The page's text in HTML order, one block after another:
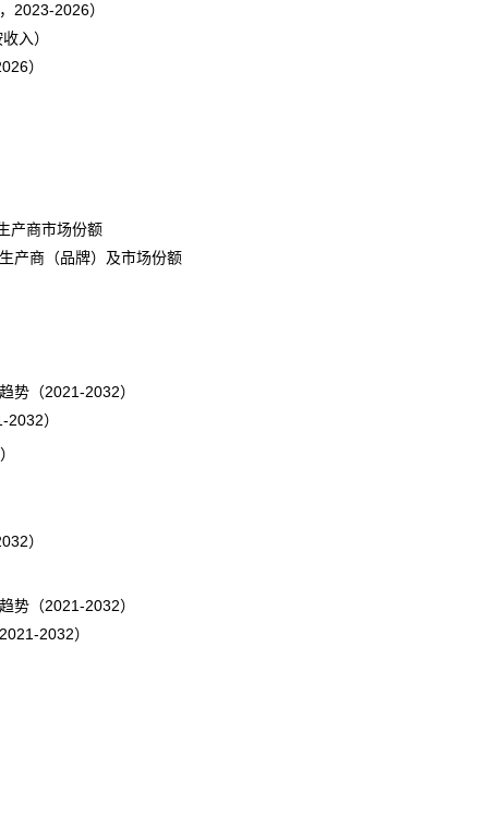
2026）
入）
）
商市场份额
产商（品牌）及市场份额
（2021-2032）
）
）
势（2021-2032）
2032）